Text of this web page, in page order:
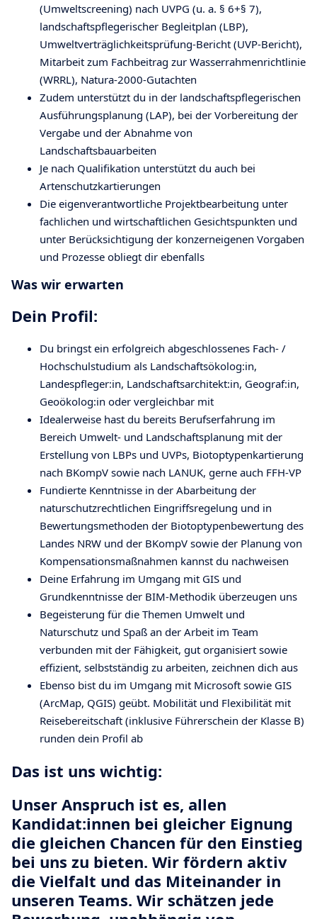
(Umweltscreening) nach UVPG (u. a. § 6+§ 7),
landschaftspflegerischer Begleitplan (LBP),
Umweltverträglichkeitsprüfung-Bericht (UVP-Bericht),
Mitarbeit zum Fachbeitrag zur Wasserrahmenrichtlinie
(WRRL), Natura-2000-Gutachten
Zudem unterstützt du in der landschaftspflegerischen
Ausführungsplanung (LAP), bei der Vorbereitung der
Vergabe und der Abnahme von
Landschaftsbauarbeiten
Je nach Qualifikation unterstützt du auch bei
Artenschutzkartierungen
Die eigenverantwortliche Projektbearbeitung unter
fachlichen und wirtschaftlichen Gesichtspunkten und
unter Berücksichtigung der konzerneigenen Vorgaben
und Prozesse obliegt dir ebenfalls
Was wir erwarten
Dein Profil:
Du bringst ein erfolgreich abgeschlossenes Fach- /
Hochschulstudium als Landschaftsökolog:in,
Landespfleger:in, Landschaftsarchitekt:in, Geograf:in,
Geoökolog:in oder vergleichbar mit
Idealerweise hast du bereits Berufserfahrung im
Bereich Umwelt- und Landschaftsplanung mit der
Erstellung von LBPs und UVPs, Biotoptypenkartierung
nach BKompV sowie nach LANUK, gerne auch FFH-VP
Fundierte Kenntnisse in der Abarbeitung der
naturschutzrechtlichen Eingriffsregelung und in
Bewertungsmethoden der Biotoptypenbewertung des
Landes NRW und der BKompV sowie der Planung von
Kompensationsmaßnahmen kannst du nachweisen
Deine Erfahrung im Umgang mit GIS und
Grundkenntnisse der BIM-Methodik überzeugen uns
Begeisterung für die Themen Umwelt und
Naturschutz und Spaß an der Arbeit im Team
verbunden mit der Fähigkeit, gut organisiert sowie
effizient, selbstständig zu arbeiten, zeichnen dich aus
Ebenso bist du im Umgang mit Microsoft sowie GIS
(ArcMap, QGIS) geübt. Mobilität und Flexibilität mit
Reisebereitschaft (inklusive Führerschein der Klasse B)
runden dein Profil ab
Das ist uns wichtig:
Unser Anspruch ist es, allen
Kandidat:innen bei gleicher Eignung
die gleichen Chancen für den Einstieg
bei uns zu bieten. Wir fördern aktiv
die Vielfalt und das Miteinander in
unseren Teams. Wir schätzen jede